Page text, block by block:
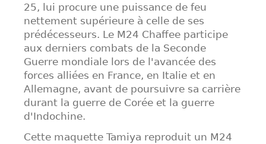
25, lui procure une puissance de feu
nettement supérieure à celle de ses
prédécesseurs. Le M24 Chaffee participe
aux derniers combats de la Seconde
Guerre mondiale lors de l'avancée des
forces alliées en France, en Italie et en
Allemagne, avant de poursuivre sa carrière
durant la guerre de Corée et la guerre
d'Indochine.
Cette maquette Tamiya reproduit un M24